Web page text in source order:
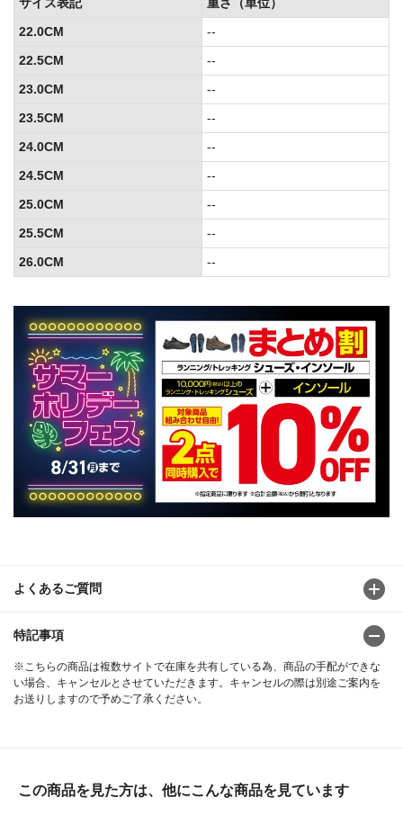
よくあるご質問
特記事項
※こちらの商品は複数サイトで在庫を共有している為、商品の手配ができな
い場合、キャンセルとさせていただきます。キャンセルの際は別途ご案内を
お送りしますので予めご了承ください。
22.0CM
--
22.5CM
--
23.0CM
--
23.5CM
--
24.0CM
--
24.5CM
--
25.0CM
--
25.5CM
--
26.0CM
--
この商品を見た方は、他にこんな商品を見ています